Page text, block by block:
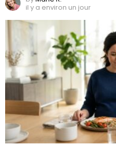
il y a environ un jour